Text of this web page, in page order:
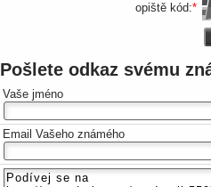
opiště kód:*
Pošlete odkaz svému
Vaše jméno
Email Vašeho známého